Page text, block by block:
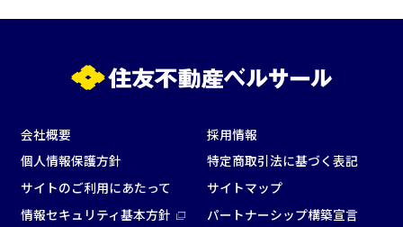
会社概要
採用情報
個人情報保護方針
特定商取引法に基づく表記
サイトのご利用にあたって
サイトマップ
情報セキュリティ基本方針
パートナーシップ構築宣言